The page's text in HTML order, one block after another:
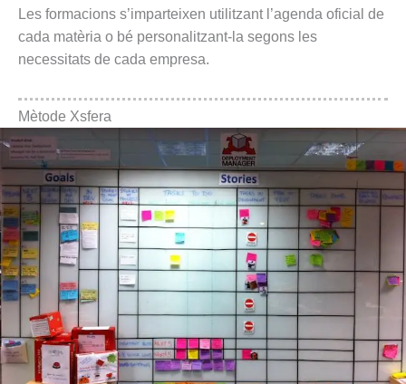
Les formacions s’imparteixen utilitzant l’agenda oficial de
cada matèria o bé personalitzant-la segons les
necessitats de cada empresa.
Mètode Xsfera